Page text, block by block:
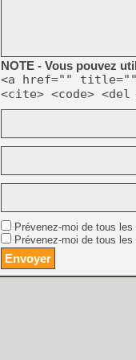
NOTE - Vous pouvez
<a href=""
<cite> <code>
Prévenez-moi de tous
Prévenez-moi de tous